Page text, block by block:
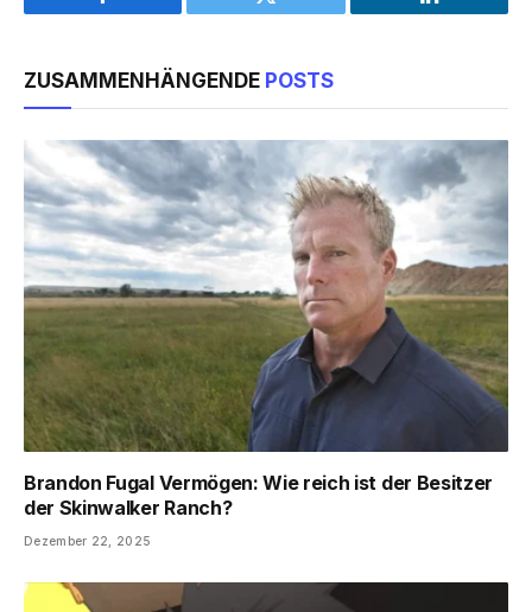
Facebook Twitter LinkedIn
ZUSAMMENHÄNGENDE POSTS
Brandon Fugal Vermögen: Wie reich ist der Besitzer
der Skinwalker Ranch?
Dezember 22, 2025